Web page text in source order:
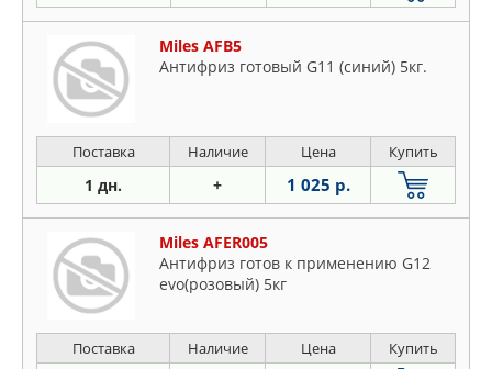
Miles AFB5
Антифриз готовый G11 (синий) 5кг.
Поставка Наличие Цена Купить
1 дн. + 1 025 р.
Miles AFER005
Антифриз готов к применению G12
evo(розовый) 5кг
Поставка Наличие Цена Купить